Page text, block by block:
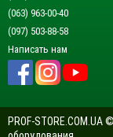
(063) 963-00-40
(097) 503-88-58
Написать нам
PROF-